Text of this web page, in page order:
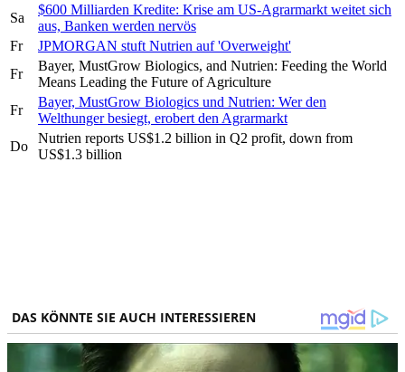
Sa
$600 Milliarden Kredite: Krise am US-Agrarmarkt weitet sich
aus, Banken werden nervös
Fr
JPMORGAN stuft Nutrien auf 'Overweight'
Fr
Bayer, MustGrow Biologics, and Nutrien: Feeding the World
Means Leading the Future of Agriculture
Fr
Bayer, MustGrow Biologics und Nutrien: Wer den
Welthunger besiegt, erobert den Agrarmarkt
Do
Nutrien reports US$1.2 billion in Q2 profit, down from
US$1.3 billion